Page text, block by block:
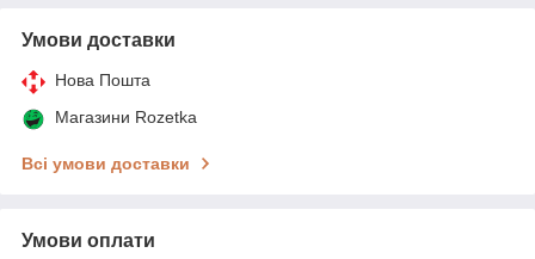
Умови доставки
Нова Пошта
Магазини Rozetka
Всі умови доставки
Умови оплати